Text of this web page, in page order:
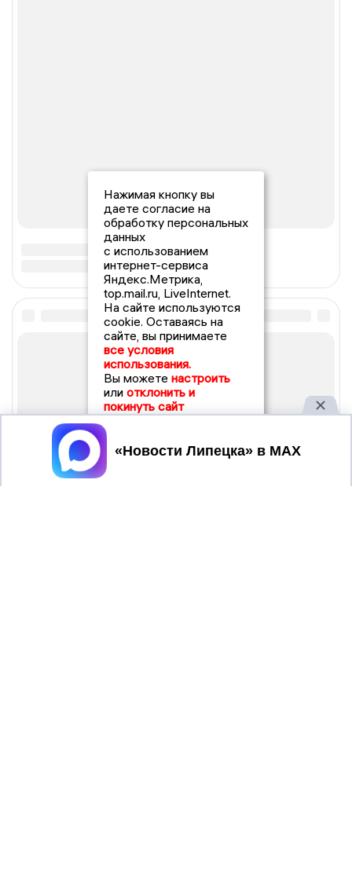
Нажимая кнопку вы
даете согласие на
обработку персональных
данных
с использованием
интернет-сервиса
Яндекс.Метрика,
top.mail.ru, LiveInternet.
На сайте используются
cookie. Оставаясь на
сайте, вы принимаете
все условия
использования.
Вы можете настроить
или отклонить и
покинуть сайт
Принять